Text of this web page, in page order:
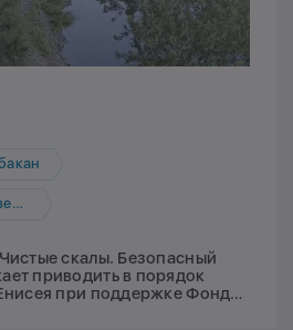
скалы. Безопасный
приводить в порядок
при поддержке Фонда